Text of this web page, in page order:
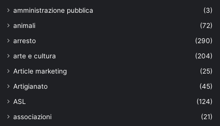
amministrazione pubblica
(3)
animali
(72)
arresto
(290)
arte e cultura
(204)
Article marketing
(25)
Artigianato
(45)
ASL
(124)
associazioni
(21)